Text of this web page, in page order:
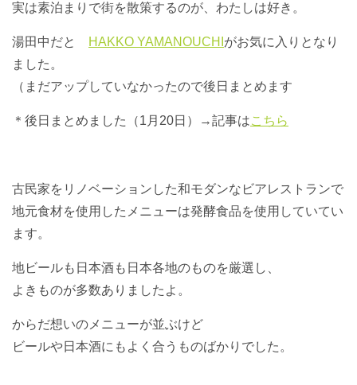
実は素泊まりで街を散策するのが、わたしは好き。
湯田中だと HAKKO YAMANOUCHI がお気に入りとなり
ました。
（まだアップしていなかったので後日まとめます
＊後日まとめました（1月20日）→記事はこちら
古民家をリノベーションした和モダンなビアレストランで
地元食材を使用したメニューは発酵食品を使用していてい
ます。
地ビールも日本酒も日本各地のものを厳選し、
よきものが多数ありましたよ。
からだ想いのメニューが並ぶけど
ビールや日本酒にもよく合うものばかりでした。